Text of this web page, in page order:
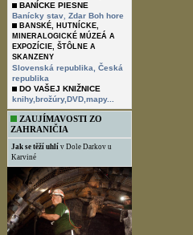
BANÍCKE PIESNE
Banícky stav Zdar Boh hore
BANSKÉ, HUTNÍCKE,
MINERALOGICKÉ MÚZEÁ A
EXPOZÍCIE, ŠTÔLNE A
SKANZENY
Slovenská republika,
Česká
republika
DO VAŠEJ KNIŽNICE
knihy,brožúry,DVD,mapy...
ZAUJÍMAVOSTI ZO
ZAHRANIČIA
Jak se těží uhlí v Dole Darkov u
Karviné